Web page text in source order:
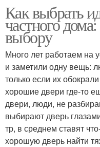
Как выбрать
частного
выбору
Много лет работаем на
и заметили одну вещь:
только если их
хорошие двери где-то
двери, люди, не
выбирают дверь
тр, в среднем ставят
хорошую дверь найти